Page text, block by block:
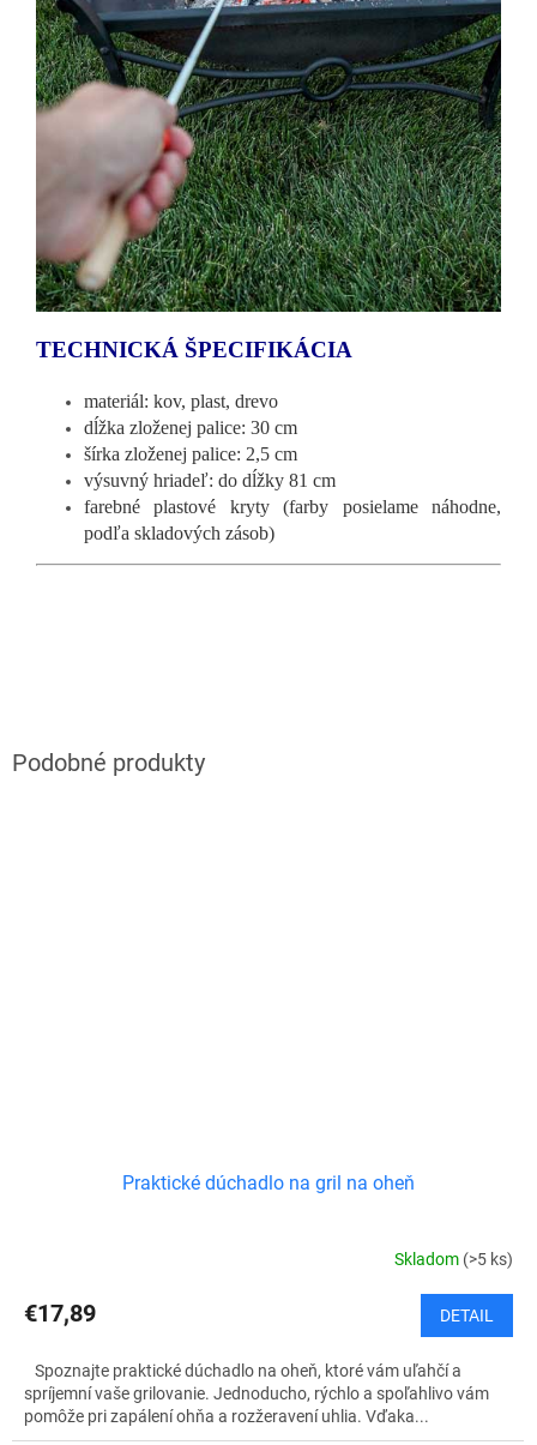
TECHNICKÁ ŠPECIFIKÁCIA
materiál: kov, plast, drevo
dĺžka zloženej palice: 30 cm
šírka zloženej palice: 2,5 cm
výsuvný hriadeľ: do dĺžky 81 cm
farebné plastové kryty (farby posielame náhodne,
podľa skladových zásob)
Praktické dúchadlo na gril na oheň
Skladom (>5 ks)
€17,89 DETAIL
Spoznajte praktické dúchadlo na oheň, ktoré vám uľahčí a
spríjemní vaše grilovanie. Jednoducho, rýchlo a spoľahlivo vám
pomôže pri zapálení ohňa a rozžeravení uhlia. Vďaka...